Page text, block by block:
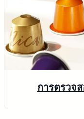
การตรวจ